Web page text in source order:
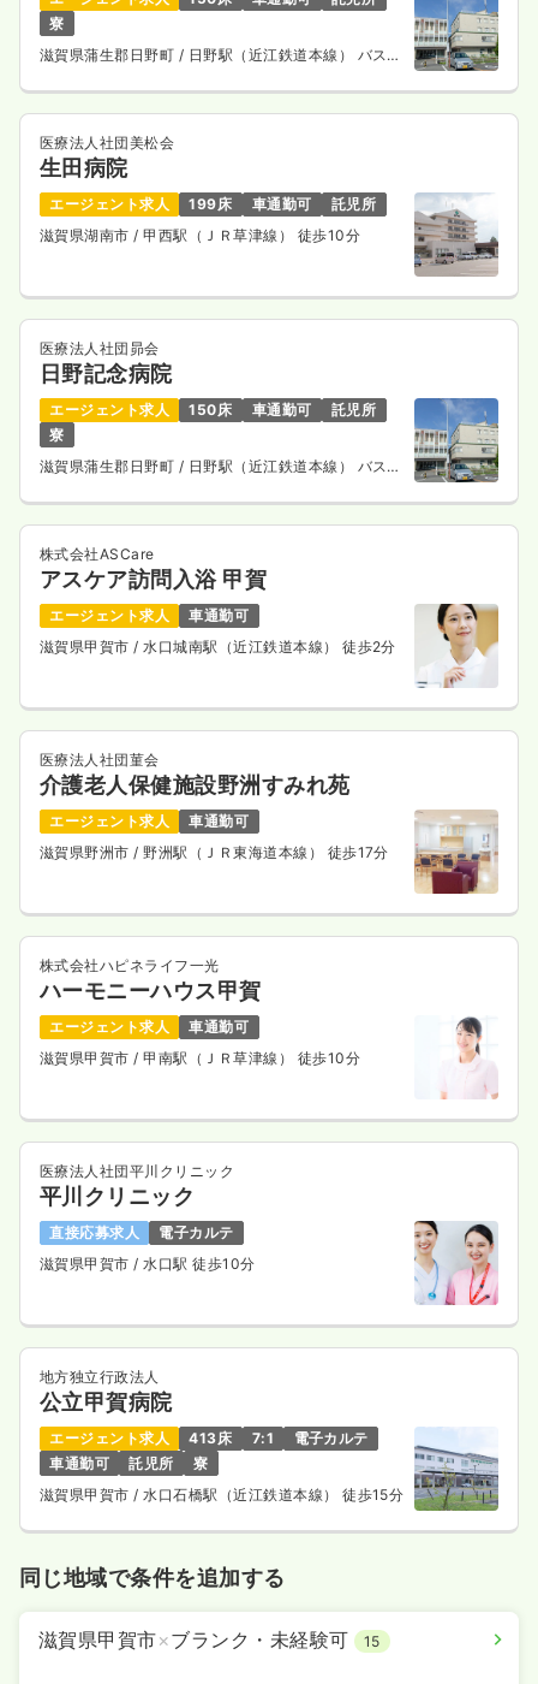
寮
滋賀県蒲生郡日野町 / 日野駅（近江鉄道本線） バス
医療法人社団美松会
生田病院
エージェント求人 199床 車通勤可
託児所
滋賀県湖南市/ 甲西駅（ＪＲ草津線） 徒歩10分
医療法人社団昴会
日野記念病院
エージェント求人 150床 車通勤可
託児所
寮
滋賀県蒲生郡日野町 / 日野駅（近江鉄道本線） バス
株式会社ASCare
アスケア訪問入浴 甲賀
エージェント求人
車通勤可
滋賀県甲賀市/ 水口城南駅（近江鉄道本線） 徒歩2分
医療法人社団菫会
介護老人保健施設野洲すみれ苑
エージェント求人
車通勤可
滋賀県野洲市/ 野洲駅（ＪＲ東海道本線） 徒歩17分
株式会社ハピネライフ一光
ハーモニーハウス甲賀
エージェント求人
車通勤可
滋賀県甲賀市/ 甲南駅（ＪＲ草津線） 徒歩10分
医療法人社団平川クリニック
平川クリニック
直接応募求人
電子カルテ
滋賀県甲賀市/ 水口駅 徒歩10分
地方独立行政法人
公立甲賀病院
エージェント求人 413床 7:1
電子カルテ
車通勤可
託児所
寮
滋賀県甲賀市 / 水口石橋駅（近江鉄道本線） 徒歩15分
同じ地域で条件を追加する
滋賀県甲賀市×ブランク・未経験可 15